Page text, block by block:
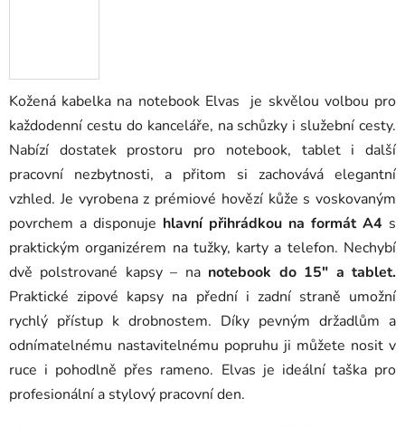
Kožená kabelka na notebook Elvas je skvělou volbou pro
každodenní cestu do kanceláře, na schůzky i služební cesty.
Nabízí dostatek prostoru pro notebook, tablet i další
pracovní nezbytnosti, a přitom si zachovává elegantní
vzhled. Je vyrobena z prémiové hovězí kůže s voskovaným
povrchem a disponuje hlavní přihrádkou na formát A4 s
praktickým organizérem na tužky, karty a telefon. Nechybí
dvě polstrované kapsy – na notebook do 15" a tablet.
Praktické zipové kapsy na přední i zadní straně umožní
rychlý přístup k drobnostem. Díky pevným držadlům a
odnímatelnému nastavitelnému popruhu ji můžete nosit v
ruce i pohodlně přes rameno. Elvas je ideální taška pro
profesionální a stylový pracovní den.